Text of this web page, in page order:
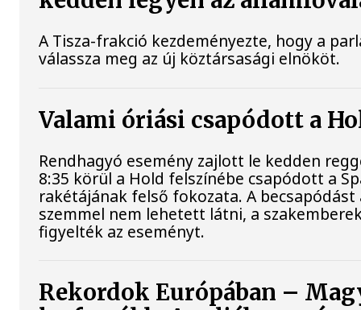
A Tisza-frakció kezdeményezte, hogy a
válassza meg az új köztársasági elnököt.
Valami óriási csapódott a
Rendhagyó esemény zajlott le kedden
8:35 körül a Hold felszínébe csapódott a
rakétájának felső fokozata. A becsapódást
szemmel nem lehetett látni, a
figyelték az eseményt.
Rekordok Európában –